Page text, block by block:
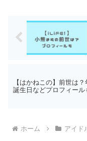
【はかねこの】前世は
誕生日などプロフィール
ホーム アイド